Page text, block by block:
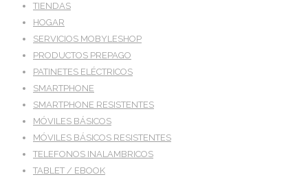
TIENDAS
HOGAR
SERVICIOS MOBYLESHOP
PRODUCTOS PREPAGO
PATINETES ELÉCTRICOS
SMARTPHONE
SMARTPHONE RESISTENTES
MÓVILES BÁSICOS
MÓVILES BÁSICOS RESISTENTES
TELEFONOS INALAMBRICOS
TABLET / EBOOK